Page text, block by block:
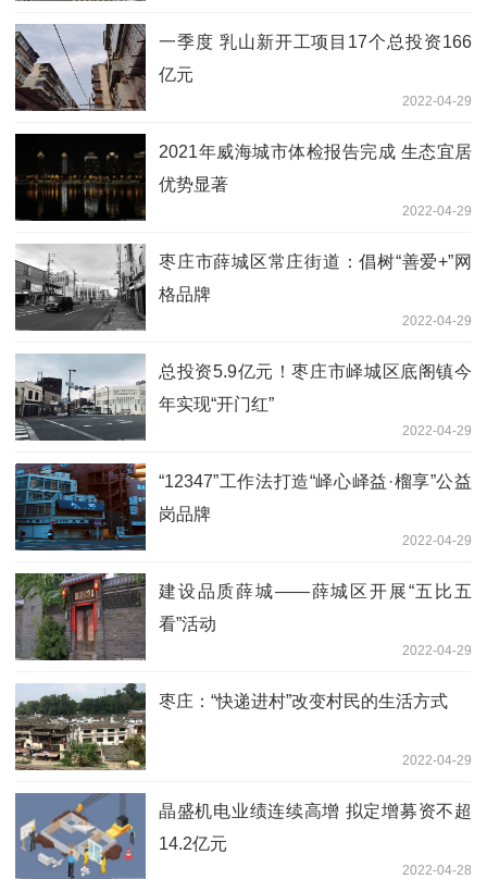
一季度 乳山新开工项目17个总投资166
亿元
2022-04-29
2021年威海城市体检报告完成 生态宜居
优势显著
2022-04-29
枣庄市薛城区常庄街道：倡树“善爱+”网
格品牌
2022-04-29
总投资5.9亿元！枣庄市峄城区底阁镇今
年实现“开门红”
2022-04-29
“12347”工作法打造“峄心峄益·榴享”公益
岗品牌
2022-04-29
建设品质薛城——薛城区开展“五比五
看”活动
2022-04-29
枣庄：“快递进村”改变村民的生活方式
2022-04-29
晶盛机电业绩连续高增 拟定增募资不超
14.2亿元
2022-04-28